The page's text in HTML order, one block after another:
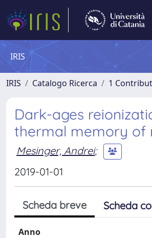
IRIS
IRIS Catalogo Ricerca 1
Dark-ages
thermal memory of
Mesinger, Andrei;
2019-01-01
Scheda breve Scheda
Anno